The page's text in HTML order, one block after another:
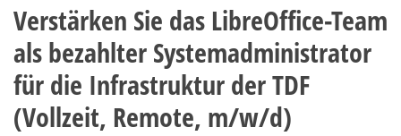
Verstärken Sie das LibreOffice-Team
als bezahlter Systemadministrator
für die Infrastruktur der TDF
(Vollzeit, Remote, m/w/d)